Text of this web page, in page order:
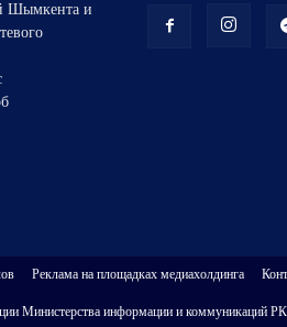
Шымкента и
Реклама на площадках медиахолдинга
Министерства информации и коммуникаций РК